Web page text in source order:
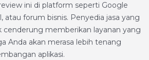
ini di platform seperti Google
atau forum bisnis. Penyedia jasa yang
cenderung memberikan layanan yang
Anda akan merasa lebih tenang
aplikasi.